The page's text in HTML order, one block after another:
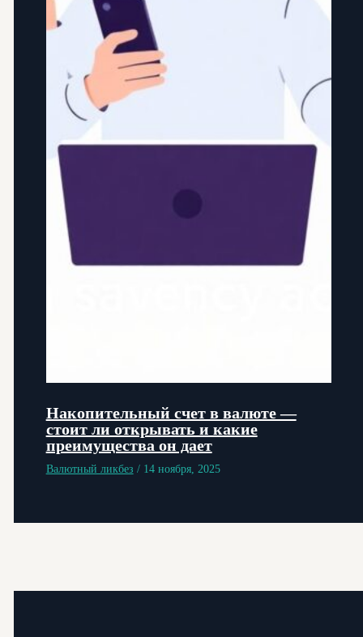
Накопительный счет в валюте —
стоит ли открывать и какие
преимущества он дает
Валютный ликбез / 14 ноября, 2025